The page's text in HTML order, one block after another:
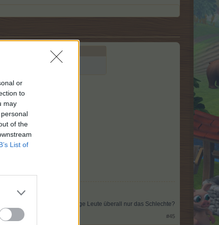
or
to
may
of the
List of
Warum sehen einige Leute überall nur das Schlechte?​
#45